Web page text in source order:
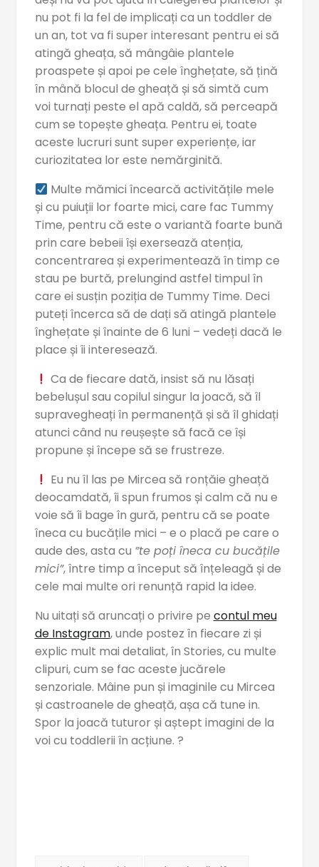
nu pot fi la fel de implicați ca un toddler de
un an, tot va fi super interesant pentru ei să
atingă gheața, să mângâie plantele
proaspete și apoi pe cele înghețate, să țină
în mână blocul de gheață și să simtă cum
voi turnați peste el apă caldă, să perceapă
cum se topește gheața. Pentru ei, toate
aceste lucruri sunt super experiențe, iar
curiozitatea lor este nemărginită.
Multe mămici încearcă activitățile mele
și cu puiuții lor foarte mici, care fac Tummy
Time, pentru că este o variantă foarte bună
prin care bebeii își exersează atenția,
concentrarea și experimentează în timp ce
stau pe burtă, prelungind astfel timpul în
care ei susțin poziția de Tummy Time. Deci
puteți încerca să de dați să atingă plantele
înghețate și înainte de 6 luni – vedeți dacă le
place și îi interesează.
Ca de fiecare dată, insist să nu lăsați
bebelușul sau copilul singur la joacă, să îl
supravegheați în permanență și să îl ghidați
atunci când nu reușește să facă ce își
propune și începe să se frustreze.
Eu nu îl las pe Mircea să ronțăie gheață
deocamdată, îi spun frumos și calm că nu e
voie să îi bage în gură, pentru că se poate
îneca cu bucățile mici – e o placă pe care o
aude des, asta cu ”te poți îneca cu bucățile
mici”, între timp a început să înțeleagă și de
cele mai multe ori renunță rapid la idee.
Nu uitați să aruncați o privire pe contul meu
de Instagram, unde postez în fiecare zi și
explic mult mai detaliat, în Stories, cu multe
clipuri, cum se fac aceste jucărele
senzoriale. Mâine pun și imaginile cu Mircea
și castroanele de gheață, așa că tune in.
Spor la joacă tuturor și aștept imagini de la
voi cu toddlerii în acțiune. ?
Tag-